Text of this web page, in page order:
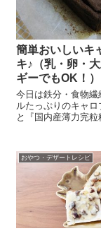
簡単おいしいキ
キ♪（乳・卵・
ギーでもOK！）
今日は鉄分・食物繊
ルたっぷりのキャロ
と『国内産薄力完粒
介しまーす＼(^o^)／ ボール
『国内産薄力完粒
タピオカ粉 50g、
おやつ・デザートレシピ